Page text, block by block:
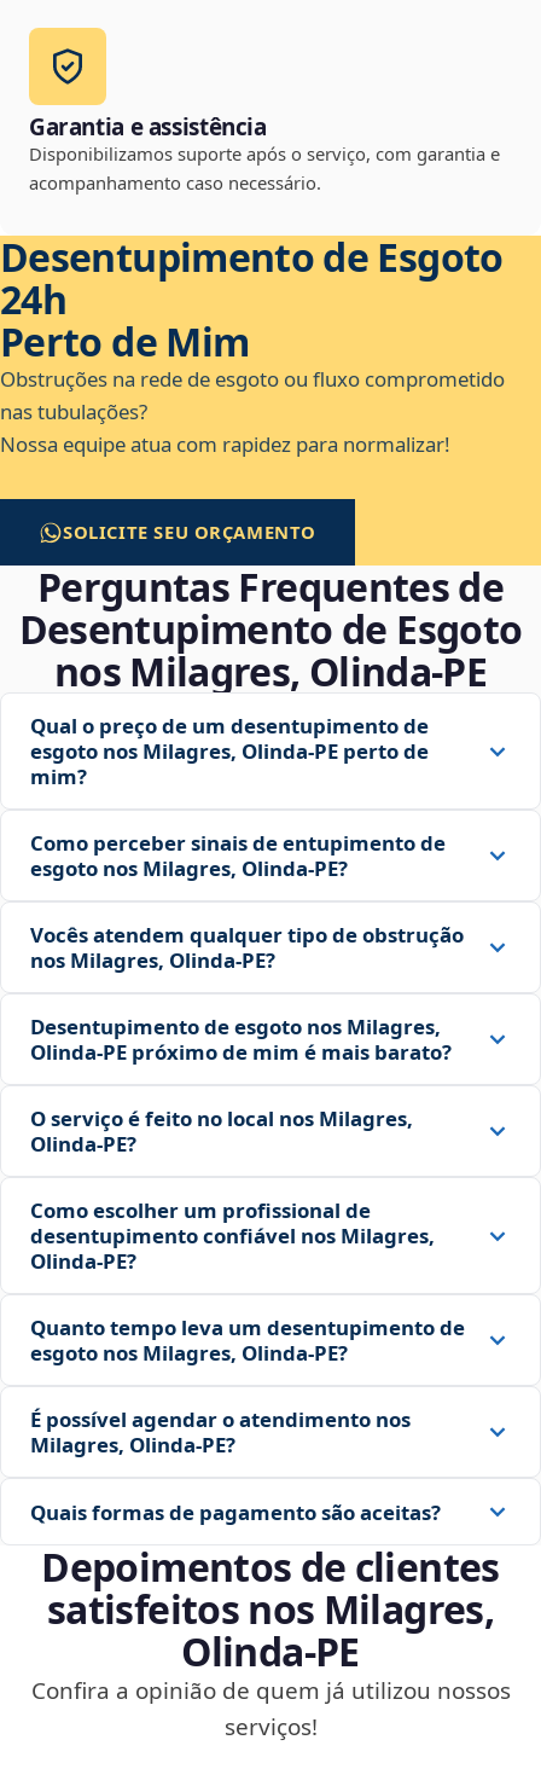
Garantia e assistência
Disponibilizamos suporte após o serviço, com garantia e
acompanhamento caso necessário.
Desentupimento de Esgoto
24h
Perto de Mim
Obstruções na rede de esgoto ou fluxo comprometido
nas tubulações?
Nossa equipe atua com rapidez para normalizar!
SOLICITE SEU ORÇAMENTO
Perguntas Frequentes de
Desentupimento de Esgoto
nos Milagres, Olinda‑PE
Qual o preço de um desentupimento de
esgoto nos Milagres, Olinda‑PE perto de
mim?
Como perceber sinais de entupimento de
esgoto nos Milagres, Olinda‑PE?
Vocês atendem qualquer tipo de obstrução
nos Milagres, Olinda‑PE?
Desentupimento de esgoto nos Milagres,
Olinda‑PE próximo de mim é mais barato?
O serviço é feito no local nos Milagres,
Olinda‑PE?
Como escolher um profissional de
desentupimento confiável nos Milagres,
Olinda‑PE?
Quanto tempo leva um desentupimento de
esgoto nos Milagres, Olinda‑PE?
É possível agendar o atendimento nos
Milagres, Olinda‑PE?
Quais formas de pagamento são aceitas?
Depoimentos de clientes
satisfeitos nos Milagres,
Olinda‑PE
Confira a opinião de quem já utilizou nossos
serviços!